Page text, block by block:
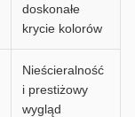
doskonałe
krycie kolorów
Nieścieralność
i prestiżowy
wygląd